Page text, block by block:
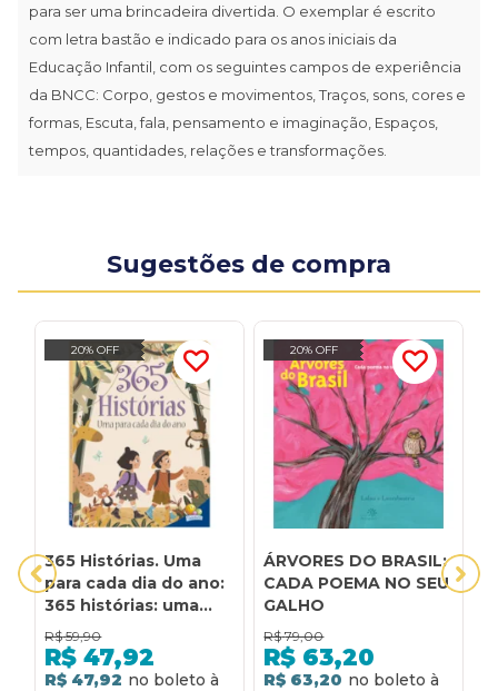
para ser uma brincadeira divertida. O exemplar é escrito
com letra bastão e indicado para os anos iniciais da
Educação Infantil, com os seguintes campos de experiência
da BNCC: Corpo, gestos e movimentos, Traços, sons, cores e
formas, Escuta, fala, pensamento e imaginação, Espaços,
tempos, quantidades, relações e transformações.
Sugestões de compra
20% OFF
365 Histórias. Uma
para cada dia do ano:
365 histórias: uma
para cada dia do ano
R$ 59,90
R$ 47,92
R$ 47,92
20% OFF
ÁRVORES DO BRASIL:
CADA POEMA NO SEU
GALHO
R$ 79,00
R$ 63,20
R$ 63,20